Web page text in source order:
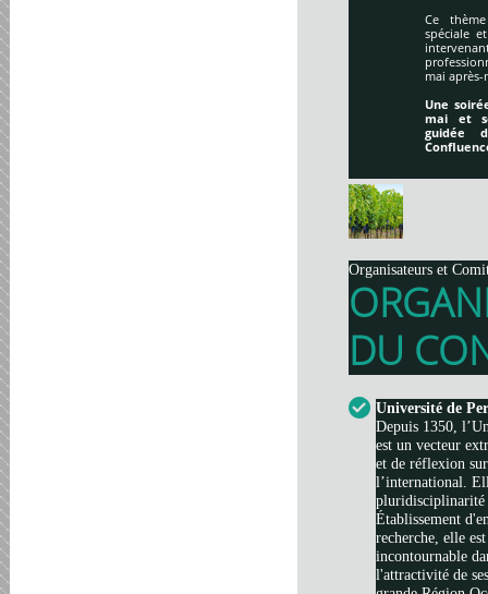
Ce
spéciale
mai
Une
mai et
guidée
Organisateurs et
DU
Université de
Depuis 1350,
est un vecteur
et de réflexion
l’international.
pluridisciplinarité
Établissement
recherche, elle
incontournable
l'attractivité de